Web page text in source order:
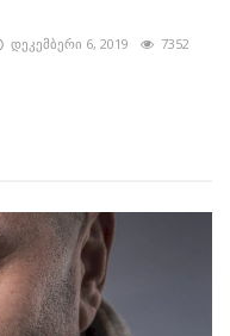
დეკემბერი 6, 2019 7352